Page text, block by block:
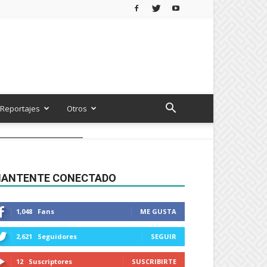
Reportajes Otros
CONECTADO
1,048 Fans ME GUSTA
2,621 Seguidores SEGUIR
12 Suscriptores SUSCRIBIRTE